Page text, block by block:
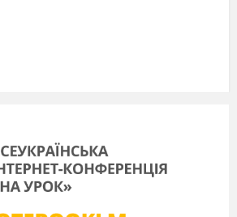
є предмети-символи.
три золоті волосинки?
внутрішнє бачення;
покликання.